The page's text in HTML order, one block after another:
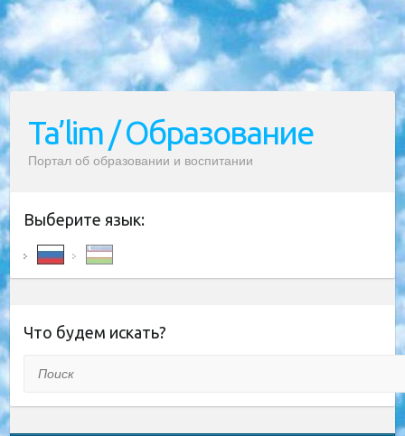
Ta’lim / Образование
Портал об образовании и воспитании
Выберите язык:
Что будем искать?